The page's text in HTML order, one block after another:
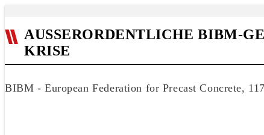
AUSSERORDENTLICHE BIBM-
RISE
BIBM - European Federation for Precast Concrete,